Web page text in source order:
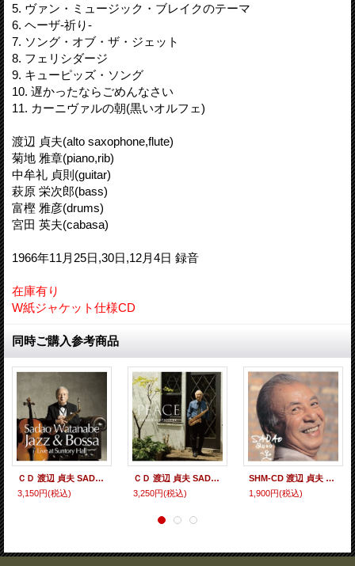
5. ヴァン・ミュージック・ブレイクのテーマ
6. ヘーザ-祈り-
7. ソング・オブ・ザ・ジェット
8. フェリシダージ
9. キューピッズ・ソング
10. 遅かったならごめんなさい
11. カーニヴァルの朝(黒いオルフェ)
渡辺 貞夫(alto saxophone,flute)
菊地 雅章(piano,rib)
中牟礼 貞則(guitar)
萩原 栄次郎(bass)
富樫 雅彦(drums)
宮田 英夫(cabasa)
1966年11月25日,30日,12月4日 録音
在庫有り
W紙ジャケット仕様CD
同時ご購入参考商品
ＣＤ 渡辺 貞夫 SADAO WATANABE / JAZZ & BOSSA LIVE AT SUNTORY HALL ジャズ & ボッサ 〜ライヴ・アット・サントリー・ホール
3,150円(税込)
ＣＤ 渡辺 貞夫 SADAO WATANABE / PEACE
3,250円(税込)
SHM-CD 渡辺 貞夫 SADAO WATANABE / SADAO 2000
1,900円(税込)